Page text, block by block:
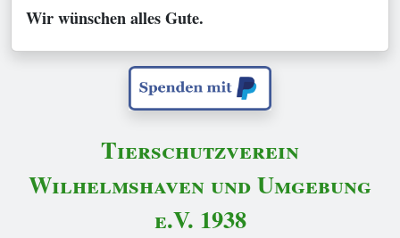
Wir wünschen alles Gute.
Tierschutzverein
Wilhelmshaven und Umgebung
e.V. 1938